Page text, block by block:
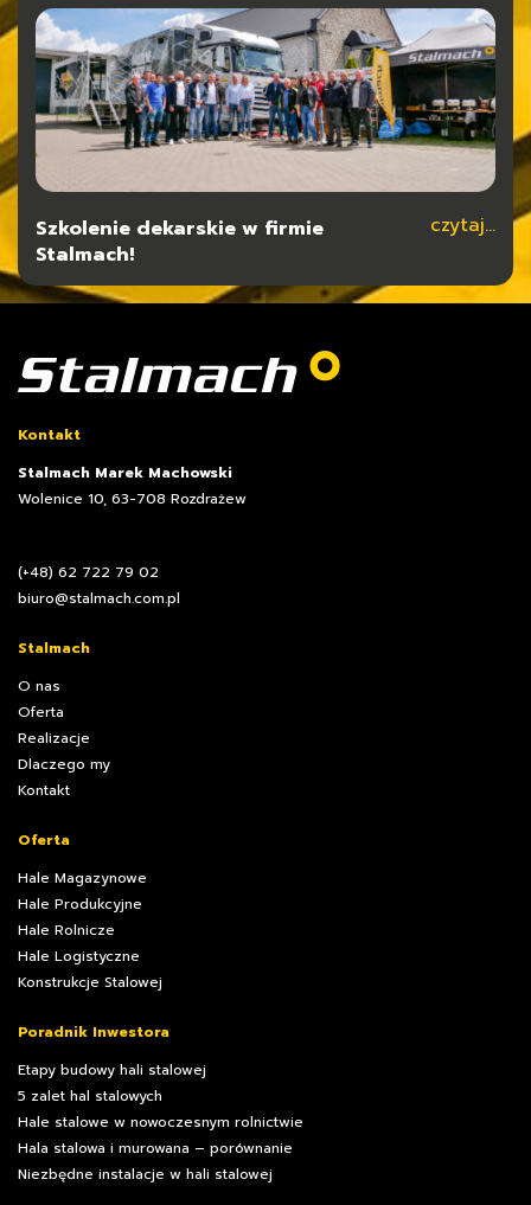
Szkolenie dekarskie w firmie
Stalmach!
czytaj...
Typy konstrukcji dla hal stalowych czytaj...
Kontakt
Stalmach Marek Machowski
Wolenice 10, 63-708 Rozdrażew
(+48) 62 722 79 02
biuro@stalmach.com.pl
Stalmach
O nas
Oferta
Realizacje
Dlaczego my
Kontakt
Oferta
Hale Magazynowe
Hale Produkcyjne
Hale Rolnicze
Hale Logistyczne
Konstrukcje Stalowej
Poradnik Inwestora
Etapy budowy hali stalowej
5 zalet hal stalowych
Hale stalowe w nowoczesnym rolnictwie
Hala stalowa i murowana – porównanie
Niezbędne instalacje w hali stalowej